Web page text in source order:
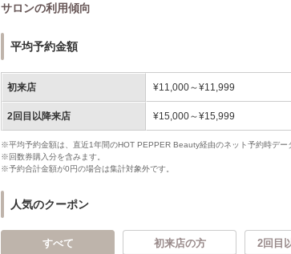
サロンの利用傾向
平均予約金額
初来店 ¥11,000～¥11,999
2回目以降来店 ¥15,000～¥15,999
※平均予約金額は、直近1年間のHOT PEPPER Beauty経由のネット予約時デー
※回数券購入分を含みます。
※予約合計金額が0円の場合は集計対象外です。
人気のクーポン
すべて 初来店の方 2回目